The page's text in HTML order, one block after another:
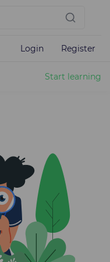
Login Register
Start learning